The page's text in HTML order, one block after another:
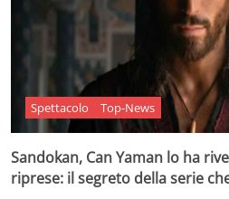
Spettacolo Top-News
Sandokan, Can Yaman lo ha
riprese: il segreto della serie